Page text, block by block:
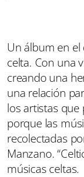
Un álbum en el
celta. Con una
creando una
una relación
los artistas que
porque las
recolectadas
Manzano.
músicas celtas.